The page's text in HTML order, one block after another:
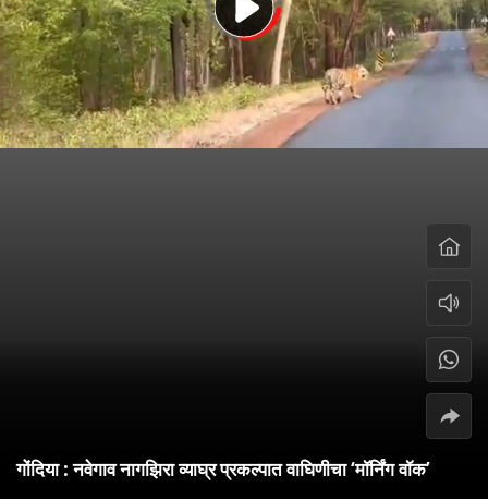
गोंदिया : नवेगाव नागझिरा व्याघ्र प्रकल्पात वाघिणीचा ‘मॉर्निंग वॉक’